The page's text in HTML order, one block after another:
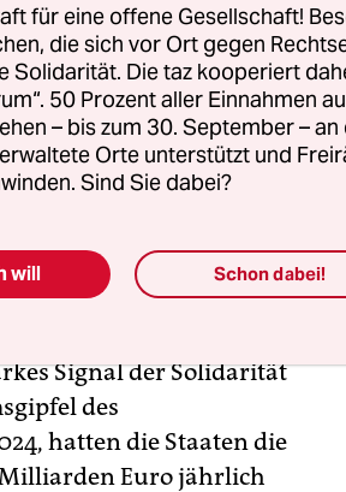
so viel unterwegs istwie
der niederländische Ex-
Atlantik. Seine Mission:
gemeinsamen Linie
kurz vor dem dritten
der Krieg zog sich zäh
Signal der Solidarität
des
hatten die Staaten die
Euro jährlich
für eine offene Gesellschaft!
die sich vor Ort gegen
Solidarität. Die taz kooperiert
50 Prozent aller Einnahmen
– bis zum 30. September –
Orte unterstützt und
Sind Sie dabei?
will Schon dabei!